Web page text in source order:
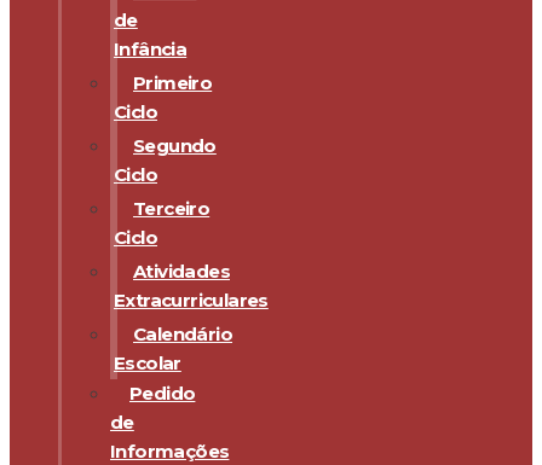
de
Infância
Primeiro
Ciclo
Segundo
Ciclo
Terceiro
Ciclo
Atividades
Extracurriculares
Calendário
Escolar
Pedido
de
Informações